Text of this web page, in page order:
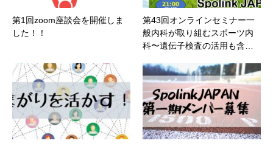
第1回zoom座談会を開催しま
した！！
第43回オンラインセミナー一
般内科が取り組むスポーツ内
科〜遺伝子検査の活用も含…